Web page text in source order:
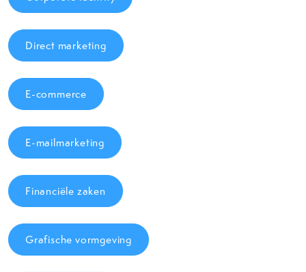
Direct marketing
E-commerce
E-mailmarketing
Financiële zaken
Grafische vormgeving